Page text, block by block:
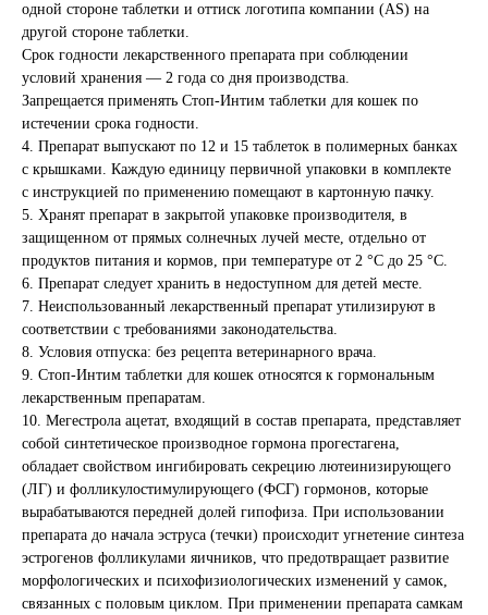
одной стороне таблетки и оттиск логотипа компании (AS) на
другой стороне таблетки.
Срок годности лекарственного препарата при соблюдении
условий хранения — 2 года со дня производства.
Запрещается применять Стоп-Интим таблетки для кошек по
истечении срока годности.
4. Препарат выпускают по 12 и 15 таблеток в полимерных банках
с крышками. Каждую единицу первичной упаковки в комплекте
с инструкцией по применению помещают в картонную пачку.
5. Хранят препарат в закрытой упаковке производителя, в
защищенном от прямых солнечных лучей месте, отдельно от
продуктов питания и кормов, при температуре от 2 °С до 25 °С.
6. Препарат следует хранить в недоступном для детей месте.
7. Неиспользованный лекарственный препарат утилизируют в
соответствии с требованиями законодательства.
8. Условия отпуска: без рецепта ветеринарного врача.
9. Стоп-Интим таблетки для кошек относятся к гормональным
лекарственным препаратам.
10. Мегестрола ацетат, входящий в состав препарата, представляет
собой синтетическое производное гормона прогестагена,
обладает свойством ингибировать секрецию лютеинизирующего
(ЛГ) и фолликулостимулирующего (ФСГ) гормонов, которые
вырабатываются передней долей гипофиза. При использовании
препарата до начала эструса (течки) происходит угнетение синтеза
эстрогенов фолликулами яичников, что предотвращает развитие
морфологических и психофизиологических изменений у самок,
связанных с половым циклом. При применении препарата самкам